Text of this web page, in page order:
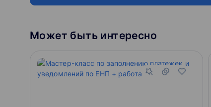
Может быть интересно